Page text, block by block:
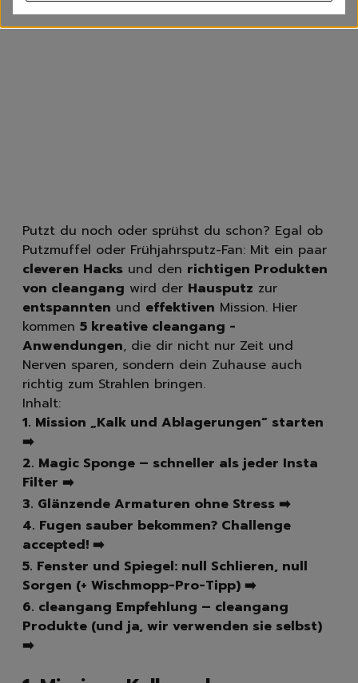
Universalwaschmittel
Geschirrspülmittel, -
Spülbürsten |
Geschirrtücher
Spülzubehör
Autopflege
Innenraum | Cockpit
Außen | Lack
Felgen | Reifen |
Sneakerreinigung
Schuhbürsten
Schuhimprägnierung
Duft | Kerzen
Raumdüfte
Kerzen
Hygiene
Handseifen
Putzt du noch oder sprühst du schon? Egal ob
Putzmuffel oder Frühjahrsputz-Fan: Mit ein paar
cleveren Hacks und den richtigen Produkten
von cleangang wird der Hausputz zur
entspannten und effektiven Mission. Hier
kommen 5 kreative cleangang -
Anwendungen, die dir nicht nur Zeit und
Nerven sparen, sondern dein Zuhause auch
richtig zum Strahlen bringen.
Inhalt:
1. Mission „Kalk und Ablagerungen“ starten
➡️
2. Magic Sponge – schneller als jeder Insta
Filter ➡️
3. Glänzende Armaturen ohne Stress ➡️
4. Fugen sauber bekommen? Challenge
accepted! ➡️
5. Fenster und Spiegel: null Schlieren, null
Sorgen (+ Wischmopp-Pro-Tipp) ➡️
6. cleangang Empfehlung – cleangang
Produkte (und ja, wir verwenden sie selbst)
➡️